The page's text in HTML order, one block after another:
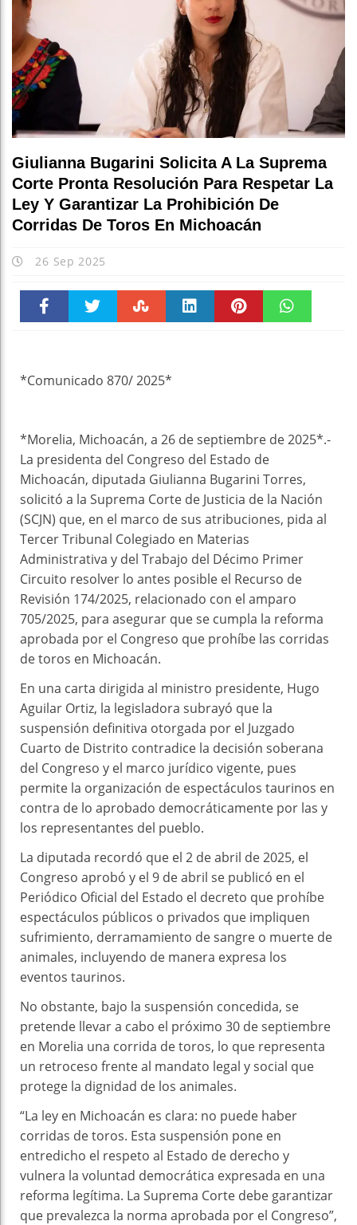
Giulianna Bugarini Solicita A La Suprema
Corte Pronta Resolución Para Respetar La
Ley Y Garantizar La Prohibición De
Corridas De Toros En Michoacán
26 Sep 2025
*Comunicado 870/ 2025*
*Morelia, Michoacán, a 26 de septiembre de 2025*.-
La presidenta del Congreso del Estado de
Michoacán, diputada Giulianna Bugarini Torres,
solicitó a la Suprema Corte de Justicia de la Nación
(SCJN) que, en el marco de sus atribuciones, pida al
Tercer Tribunal Colegiado en Materias
Administrativa y del Trabajo del Décimo Primer
Circuito resolver lo antes posible el Recurso de
Revisión 174/2025, relacionado con el amparo
705/2025, para asegurar que se cumpla la reforma
aprobada por el Congreso que prohíbe las corridas
de toros en Michoacán.
En una carta dirigida al ministro presidente, Hugo
Aguilar Ortiz, la legisladora subrayó que la
suspensión definitiva otorgada por el Juzgado
Cuarto de Distrito contradice la decisión soberana
del Congreso y el marco jurídico vigente, pues
permite la organización de espectáculos taurinos en
contra de lo aprobado democráticamente por las y
los representantes del pueblo.
La diputada recordó que el 2 de abril de 2025, el
Congreso aprobó y el 9 de abril se publicó en el
Periódico Oficial del Estado el decreto que prohíbe
espectáculos públicos o privados que impliquen
sufrimiento, derramamiento de sangre o muerte de
animales, incluyendo de manera expresa los
eventos taurinos.
No obstante, bajo la suspensión concedida, se
pretende llevar a cabo el próximo 30 de septiembre
en Morelia una corrida de toros, lo que representa
un retroceso frente al mandato legal y social que
protege la dignidad de los animales.
“La ley en Michoacán es clara: no puede haber
corridas de toros. Esta suspensión pone en
entredicho el respeto al Estado de derecho y
vulnera la voluntad democrática expresada en una
reforma legítima. La Suprema Corte debe garantizar
que prevalezca la norma aprobada por el Congreso”,